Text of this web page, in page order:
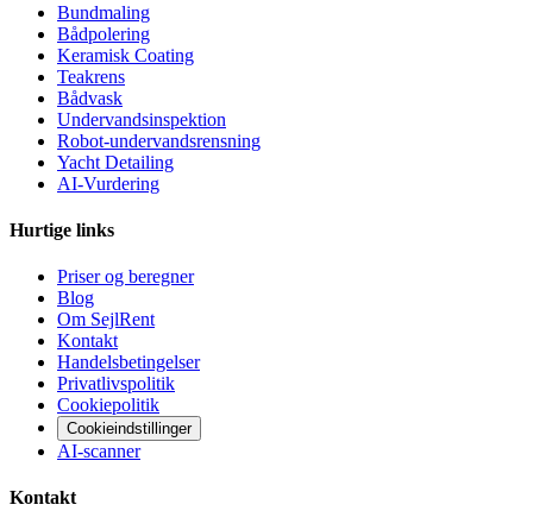
Bundmaling
Bådpolering
Keramisk Coating
Teakrens
Bådvask
Undervandsinspektion
Robot-undervandsrensning
Yacht Detailing
AI-Vurdering
Hurtige links
Priser og beregner
Blog
Om SejlRent
Kontakt
Handelsbetingelser
Privatlivspolitik
Cookiepolitik
Cookieindstillinger
AI-scanner
Kontakt